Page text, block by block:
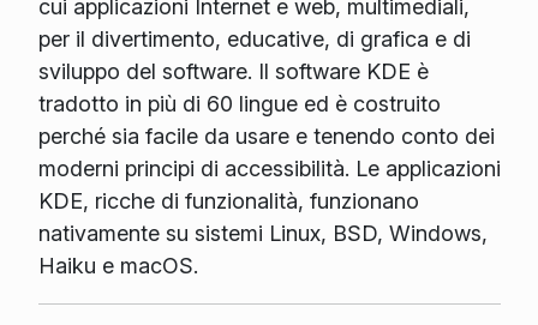
cui applicazioni Internet e web, multimediali,
per il divertimento, educative, di grafica e di
sviluppo del software. Il software KDE è
tradotto in più di 60 lingue ed è costruito
perché sia facile da usare e tenendo conto dei
moderni principi di accessibilità. Le applicazioni
KDE, ricche di funzionalità, funzionano
nativamente su sistemi Linux, BSD, Windows,
Haiku e macOS.